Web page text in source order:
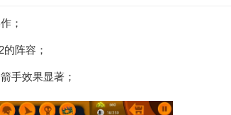
；
阵容；
手效果显著；